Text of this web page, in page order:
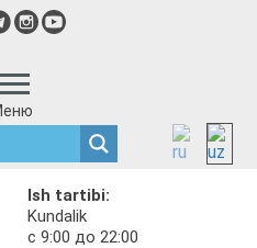
Ish tartibi:
Kundalik
с 9:00 до 22:00